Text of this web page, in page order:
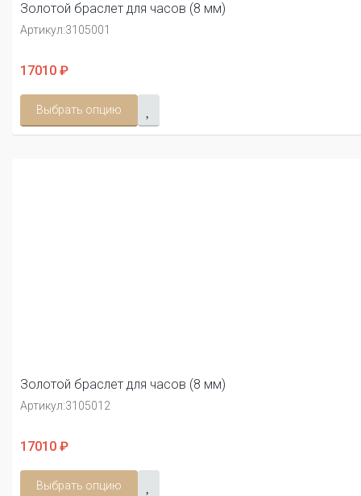
Золотой браслет для часов (8 мм)
Артикул:3105001
17010 ₽
Выбрать опцию
Золотой браслет для часов (8 мм)
Артикул:3105012
17010 ₽
Выбрать опцию